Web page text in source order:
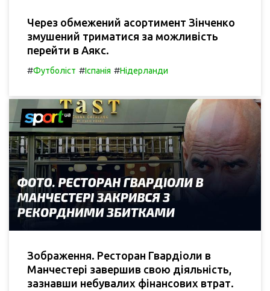
Через обмежений асортимент Зінченко
змушений триматися за можливість
перейти в Аякс.
#Футболіст #Іспанія #Нідерланди
Зображення. Ресторан Гвардіоли в
Манчестері завершив свою діяльність,
зазнавши небувалих фінансових втрат.